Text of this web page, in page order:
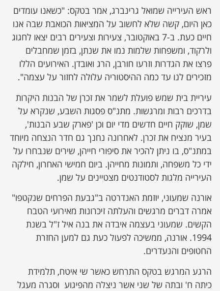
ראש העירייה שמואל גרינברג, אמר בטקס: "כשאנו עומדים
כאן היום, קשה שלא לחשוב על המציאות הכואבת שבה אנו
חיים כעת. ב-7 באוקטובר, צעירות וצעירים רבים יצאו לחגוג
ולרקוד, ומשפחות שלמות נמו את שנתן, בזמן שמחבלים
פרצו את הגדרות וזרעו חורבן, הרג ואובדן. האירועים הללו
מזכירים לנו עד כמה ההיסטוריה עלולה לחזור על עצמה".
עיריית בית שמש פועלת לשמר את זכרן של הבנות היקרות
בדרכים רבות ומרגשות. מתנ"ס פסגות השבע, שנקרא על
שמן, שוקק חיים חדשים מדי יום וכן 'פארק שבע הבנות',
בעיר מנציח את זכרן. לאחרונה נחנך גם חדר הנצחה מיוחד
במתנ"ס, בו ניתן להכיר את סיפורי חייהן, שירים שנבחרו על
ידי כל משפחה, ותמונות מחייהן. ביום חמישי האחרון, חילקה
העירייה מלגות לסטודנטים מצטיינים על שמן.
אורנה שמעוני, יוזמת האנדרטה ב"גבעת הפרחים שנקטפו"
אמרה דברים מרגשים והעלתה זיכרונות מאירועי הטבח
הקשים. שמעוני בעצמה איבדה את בנה איל ז"ל בשנת
1994. אורנה, ממשיכה לפעול כעת גם למען החזרת
החטופים והנעדרים.
הרגע המרגש בטקס התרחש כאשר שי איטח, תלמידת
כיתה ח' ובתה של שני אשר ניצלה מהפיגוע וסגרה מעגל